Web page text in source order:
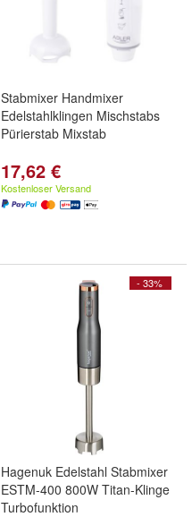
Stabmixer Handmixer
Edelstahlklingen Mischstabs
Pürierstab Mixstab
17,62 €
Kostenloser Versand
- 33%
Hagenuk Edelstahl Stabmixer
ESTM-400 800W Titan-Klinge
Turbofunktion